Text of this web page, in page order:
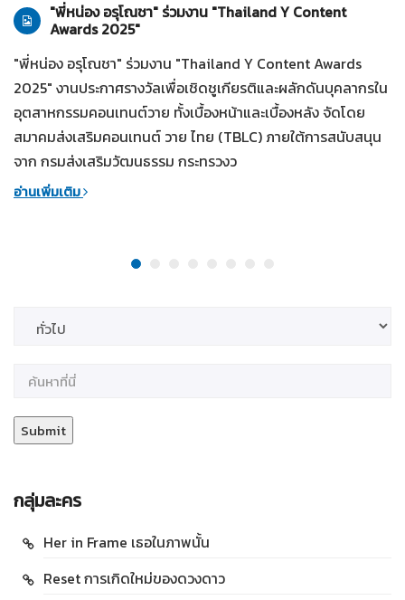
"พี่หน่อง อรุโณชา" ร่วมงาน "Thailand Y Content
Awards 2025"
"พี่หน่อง อรุโณชา" ร่วมงาน "Thailand Y Content Awards
2025" งานประกาศรางวัลเพื่อเชิดชูเกียรติและผลักดันบุคลากรใน
อุตสาหกรรมคอนเทนต์วาย ทั้งเบื้องหน้าและเบื้องหลัง จัดโดย
สมาคมส่งเสริมคอนเทนต์ วาย ไทย (TBLC) ภายใต้การสนับสนุน
จาก กรมส่งเสริมวัฒนธรรม กระทรวงว
อ่านเพิ่มเติม
กลุ่มละคร
Her in Frame เธอในภาพนั้น
Reset การเกิดใหม่ของดวงดาว